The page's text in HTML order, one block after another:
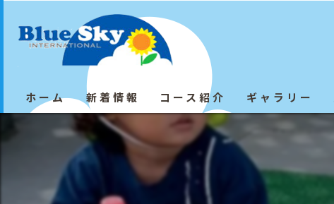
ホーム 新着情報 コース紹介 ギャラリー